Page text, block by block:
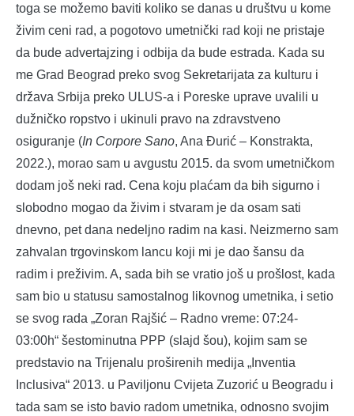
toga se možemo baviti koliko se danas u društvu u kome
živim ceni rad, a pogotovo umetnički rad koji ne pristaje
da bude advertajzing i odbija da bude estrada. Kada su
me Grad Beograd preko svog Sekretarijata za kulturu i
država Srbija preko ULUS-a i Poreske uprave uvalili u
dužničko ropstvo i ukinuli pravo na zdravstveno
osiguranje (In Corpore Sano, Ana Đurić – Konstrakta,
2022.), morao sam u avgustu 2015. da svom umetničkom
dodam još neki rad. Cena koju plaćam da bih sigurno i
slobodno mogao da živim i stvaram je da osam sati
dnevno, pet dana nedeljno radim na kasi. Neizmerno sam
zahvalan trgovinskom lancu koji mi je dao šansu da
radim i preživim. A, sada bih se vratio još u prošlost, kada
sam bio u statusu samostalnog likovnog umetnika, i setio
se svog rada „Zoran Rajšić – Radno vreme: 07:24-
03:00h“ šestominutna PPP (slajd šou), kojim sam se
predstavio na Trijenalu proširenih medija „Inventia
Inclusiva“ 2013. u Paviljonu Cvijeta Zuzorić u Beogradu i
tada sam se isto bavio radom umetnika, odnosno svojim